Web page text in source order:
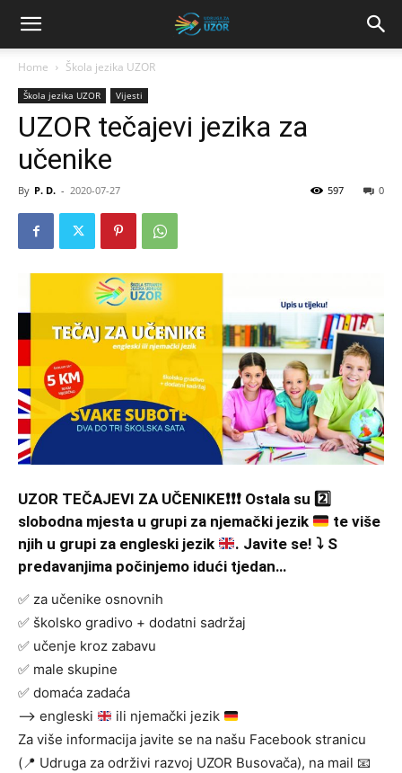
Home Škola jezika UZOR
Škola jezika UZOR Vijesti
UZOR tečajevi jezika za
učenike
By P. D. - 2020-07-27 0
597
UZOR TEČAJEVI ZA UČENIKE❗️❗️❗️ Ostala su 2️⃣
slobodna mjesta u grupi za njemački jezik
te više
njih u grupi za engleski jezik
. Javite se!⤵️ S
predavanjima počinjemo idući tjedan…
✅ za učenike osnovnih
✅ školsko gradivo + dodatni sadržaj
✅ učenje kroz zabavu
✅ male skupine
✅ domaća zadaća
–> engleski
ili njemački jezik
Za više informacija javite se na našu Facebook stranicu
(📍 Udruga za održivi razvoj UZOR Busovača), na mail 📧